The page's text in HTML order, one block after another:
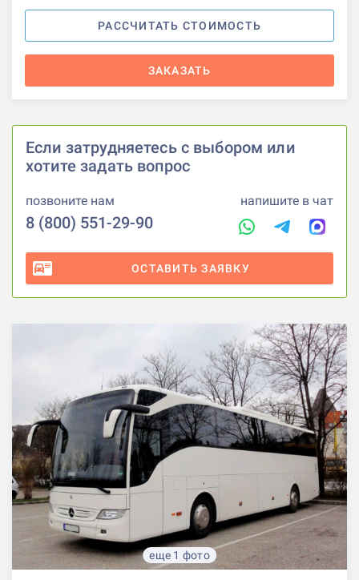
РАССЧИТАТЬ СТОИМОСТЬ
ЗАКАЗАТЬ
еще 1 фото
Если затрудняетесь с выбором или
хотите задать вопрос
позвоните нам
8 (800) 551-29-90
напишите в чат
ОСТАВИТЬ ЗАЯВКУ